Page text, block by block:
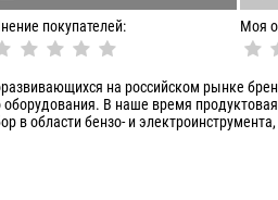
покупателей: Моя
на российском рынке
оборудования. В наше время
в области бензо- и